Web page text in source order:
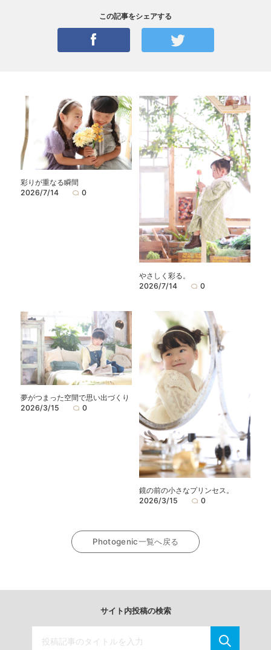
この記事をシェアする
彩りが重なる瞬間
2026/7/14
0
やさしく彩る。
2026/7/14
0
夢がつまった空間で思い出づくり
2026/3/15
0
鏡の前の小さなプリンセス。
2026/3/15
0
Photogenic一覧へ戻る
サイト内投稿の検索